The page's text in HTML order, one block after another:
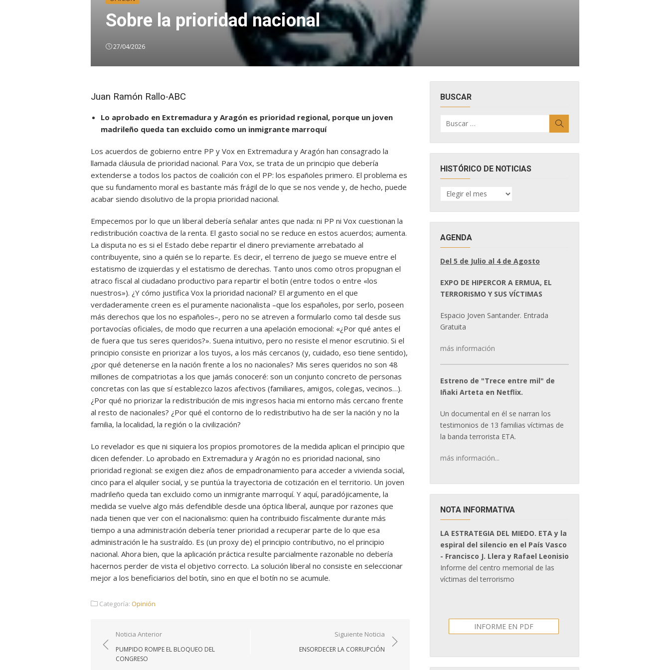
Sobre la prioridad nacional
27/04/2026
Juan Ramón Rallo-ABC
Lo aprobado en Extremadura y Aragón es prioridad regional, porque un joven
madrileño queda tan excluido como un inmigrante marroquí
Los acuerdos de gobierno entre PP y Vox en Extremadura y Aragón han consagrado la
llamada cláusula de prioridad nacional. Para Vox, se trata de un principio que debería
extenderse a todos los pactos de coalición con el PP: los españoles primero. El problema es
que su fundamento moral es bastante más frágil de lo que se nos vende y, de hecho, puede
acabar siendo disolutivo de la propia prioridad nacional.
Empecemos por lo que un liberal debería señalar antes que nada: ni PP ni Vox cuestionan la
redistribución coactiva de la renta. El gasto social no se reduce en estos acuerdos; aumenta.
La disputa no es si el Estado debe repartir el dinero previamente arrebatado al
contribuyente, sino a quién se lo reparte. Es decir, el terreno de juego se mueve entre el
estatismo de izquierdas y el estatismo de derechas. Tanto unos como otros propugnan el
atraco fiscal al ciudadano productivo para repartir el botín (entre todos o entre «los
nuestros»). ¿Y cómo justifica Vox la prioridad nacional? El argumento en el que
verdaderamente creen es el puramente nacionalista –que los españoles, por serlo, poseen
más derechos que los no españoles–, pero no se atreven a formularlo como tal desde sus
portavocías oficiales, de modo que recurren a una apelación emocional: «¿Por qué antes el
de fuera que tus seres queridos?». Suena intuitivo, pero no resiste el menor escrutinio. Si el
principio consiste en priorizar a los tuyos, a los más cercanos (y, cuidado, eso tiene sentido),
¿por qué detenerse en la nación frente a los no nacionales? Mis seres queridos no son 48
millones de compatriotas a los que jamás conoceré: son un conjunto concreto de personas
concretas con las que sí establezco lazos afectivos (familiares, amigos, colegas, vecinos…).
¿Por qué no priorizar la redistribución de mis ingresos hacia mi entorno más cercano frente
al resto de nacionales? ¿Por qué el contorno de lo redistributivo ha de ser la nación y no la
familia, la localidad, la región o la civilización?
Lo revelador es que ni siquiera los propios promotores de la medida aplican el principio que
dicen defender. Lo aprobado en Extremadura y Aragón no es prioridad nacional, sino
prioridad regional: se exigen diez años de empadronamiento para acceder a vivienda social,
cinco para el alquiler social, y se puntúa la trayectoria de cotización en el territorio. Un joven
madrileño queda tan excluido como un inmigrante marroquí. Y aquí, paradójicamente, la
medida se vuelve algo más defendible desde una óptica liberal, aunque por razones que
nada tienen que ver con el nacionalismo: quien ha contribuido fiscalmente durante más
tiempo a una administración debería tener prioridad a recuperar parte de lo que esa
administración le ha sustraído. Es (un proxy de) el principio contributivo, no el principio
nacional. Ahora bien, que la aplicación práctica resulte parcialmente razonable no debería
hacernos perder de vista el objetivo correcto. La solución liberal no consiste en seleccionar
mejor a los beneficiarios del botín, sino en que el botín no se acumule.
Categoría: Opinión
Navegación
de
entradas
Noticia Anterior
PUMPIDO ROMPE EL BLOQUEO DEL
CONGRESO
Siguiente Noticia
ENSORDECER LA CORRUPCIÓN
BUSCAR
por:
HISTÓRICO DE NOTICIAS
HISTÓRICO
DE
AGENDA
Del 5 de Julio al 4 de Agosto
EXPO DE HIPERCOR A ERMUA, EL
TERRORISMO Y SUS VÍCTIMAS
Espacio Joven Santander. Entrada
Gratuita
más información
Estreno de "Trece entre mil" de
Iñaki Arteta en Netflix.
Un documental en él se narran los
testimonios de 13 familias víctimas de
la banda terrorista ETA.
más información...
NOTA INFORMATIVA
LA ESTRATEGIA DEL MIEDO. ETA y la
espiral del silencio en el País Vasco
- Francisco J. Llera y Rafael Leonisio
Informe del centro memorial de las
víctimas del terrorismo
INFORME EN PDF